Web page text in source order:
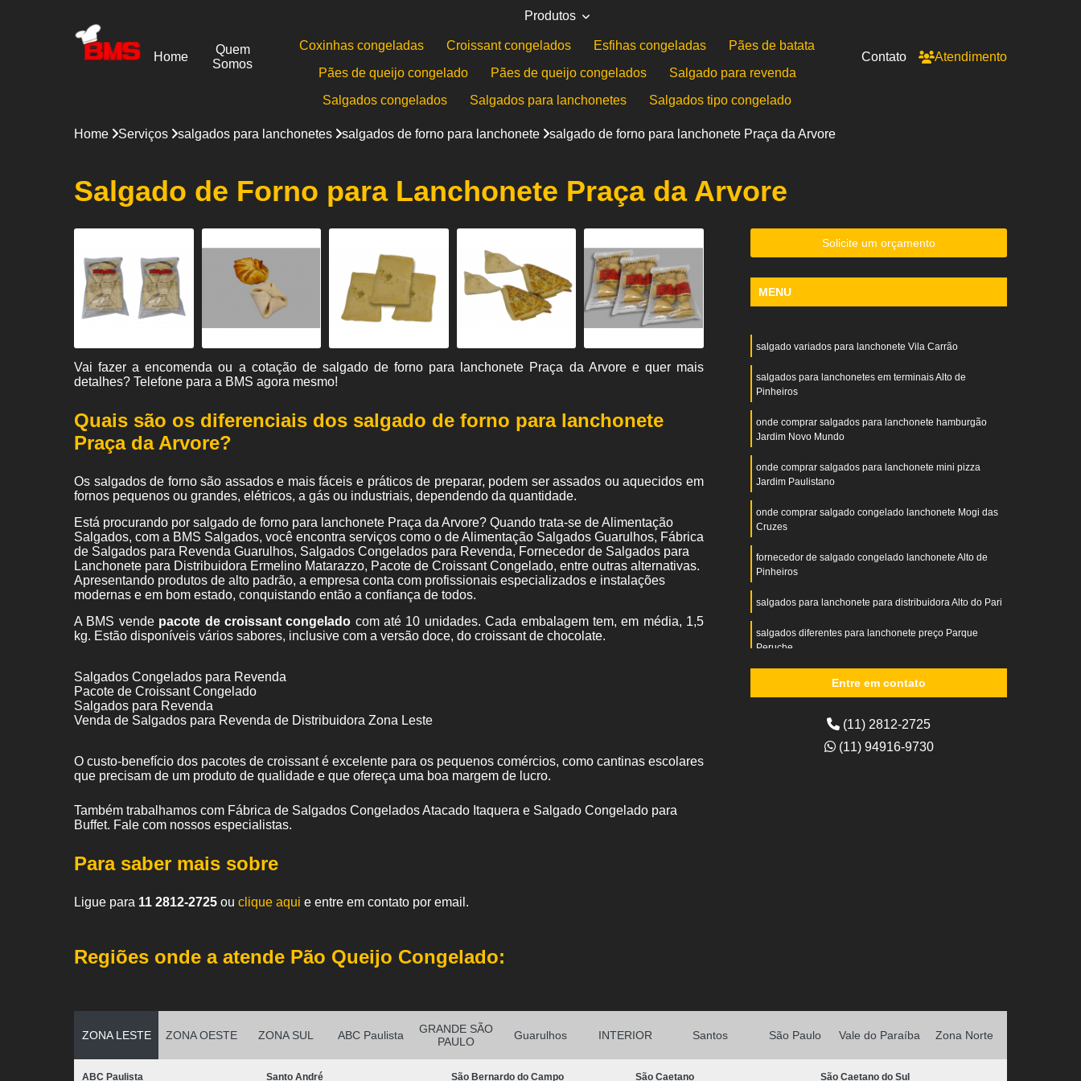
Home
Quem
Somos
Produtos
Coxinhas congeladas Croissant congelados Esfihas congeladas
Pães de batata
Pães de queijo congelado
Pães de queijo congelados
Salgado para revenda
Salgados congelados
Salgados para lanchonetes Salgados tipo congelado
Contato Atendimento
Home Serviços salgados para lanchonetes salgados de forno para lanchonete salgado de forno para lanchonete Praça da Arvore
Salgado de Forno para Lanchonete Praça da Arvore
Vai fazer a encomenda ou a cotação de salgado de forno para lanchonete Praça da Arvore e quer mais
detalhes? Telefone para a BMS agora mesmo!
Quais são os diferenciais dos salgado de forno para lanchonete
Praça da Arvore?
Os salgados de forno são assados e mais fáceis e práticos de preparar, podem ser assados ou aquecidos em
fornos pequenos ou grandes, elétricos, a gás ou industriais, dependendo da quantidade.
Está procurando por salgado de forno para lanchonete Praça da Arvore? Quando trata-se de Alimentação
Salgados, com a BMS Salgados, você encontra serviços como o de Alimentação Salgados Guarulhos, Fábrica
de Salgados para Revenda Guarulhos, Salgados Congelados para Revenda, Fornecedor de Salgados para
Lanchonete para Distribuidora Ermelino Matarazzo, Pacote de Croissant Congelado, entre outras alternativas.
Apresentando produtos de alto padrão, a empresa conta com profissionais especializados e instalações
modernas e em bom estado, conquistando então a confiança de todos.
A BMS vende pacote de croissant congelado com até 10 unidades. Cada embalagem tem, em média, 1,5
kg. Estão disponíveis vários sabores, inclusive com a versão doce, do croissant de chocolate.
Salgados Congelados para Revenda
Pacote de Croissant Congelado
Salgados para Revenda
Venda de Salgados para Revenda de Distribuidora Zona Leste
O custo-benefício dos pacotes de croissant é excelente para os pequenos comércios, como cantinas escolares
que precisam de um produto de qualidade e que ofereça uma boa margem de lucro.
Também trabalhamos com Fábrica de Salgados Congelados Atacado Itaquera e Salgado Congelado para
Buffet. Fale com nossos especialistas.
Para saber mais sobre
Ligue para 11 2812-2725 ou clique aqui e entre em contato por email.
Solicite um orçamento
MENU
salgado variados para lanchonete Vila Carrão
salgados para lanchonetes em terminais Alto de
Pinheiros
onde comprar salgados para lanchonete hamburgão
Jardim Novo Mundo
onde comprar salgados para lanchonete mini pizza
Jardim Paulistano
onde comprar salgado congelado lanchonete Mogi das
Cruzes
fornecedor de salgado congelado lanchonete Alto de
Pinheiros
salgados para lanchonete para distribuidora Alto do Pari
salgados diferentes para lanchonete preço Parque
Peruche
salgados variados para lanchonete Perdizes
Entre em contato
(11) 2812-2725
(11) 94916-9730
Regiões onde a atende Pão Queijo Congelado:
ZONA LESTE ZONA OESTE ZONA SUL ABC Paulista
GRANDE SÃO
PAULO
Guarulhos INTERIOR Santos São Paulo Vale do Paraíba Zona Norte
ABC Paulista Santo André São Bernardo do Campo São Caetano São Caetano do Sul